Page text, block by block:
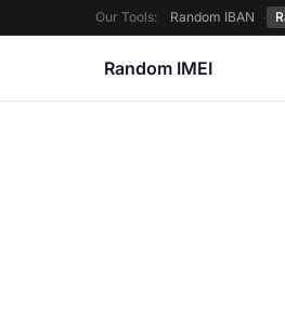
Our Tools: Random IBAN ·
Random IMEI